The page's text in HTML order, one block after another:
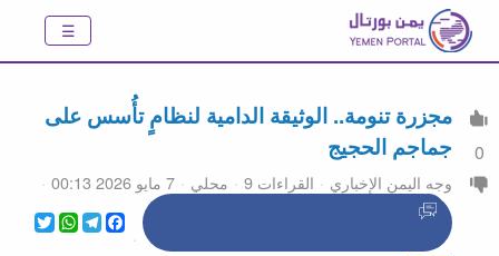
0
مجزرة تنومة.. الوثيقة الدامية لنظامٍ تأُسس على
جماجم الحجيج
وجه اليمن الإخباري القراءات 9 محلي
7 مايو 2026 00:13
Twitter
WhatsApp
Telegram
Facebook